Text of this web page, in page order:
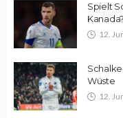
Spielt
12.
Wüste
12.